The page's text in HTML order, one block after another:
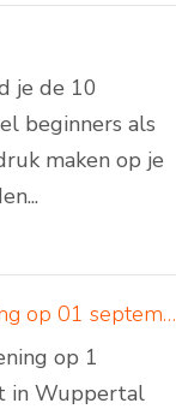
je de 10
beginners als
maken op je
Padelcreations bouwt padelbanen voor Padel Valley Wuppertal - opening op 01 september 2024
op 1
in Wuppertal